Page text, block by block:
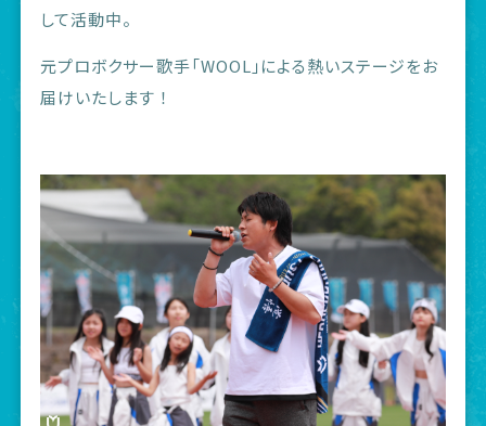
して活動中。
元プロボクサー歌手「WOOL」による熱いステージをお
届けいたします ！